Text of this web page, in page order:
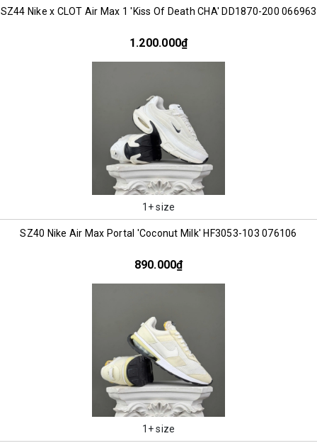
SZ44 Nike x CLOT Air Max 1 'Kiss Of Death CHA' DD1870-200 066963
1.200.000₫
1+ size
SZ40 Nike Air Max Portal 'Coconut Milk' HF3053-103 076106
890.000₫
1+ size